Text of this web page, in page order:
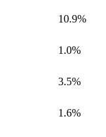
10.9%
1.0%
3.5%
1.6%